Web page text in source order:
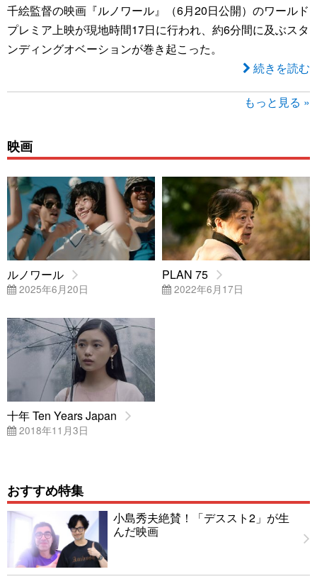
千絵監督の映画『ルノワール』（6月20日公開）のワールド
プレミア上映が現地時間17日に行われ、約6分間に及ぶスタ
ンディングオベーションが巻き起こった。
続きを読む
もっと見る »
映画
ルノワール
2025年6月20日
PLAN 75
2022年6月17日
十年 Ten Years Japan
2018年11月3日
おすすめ特集
小島秀夫絶賛！「デススト2」が生
んだ映画